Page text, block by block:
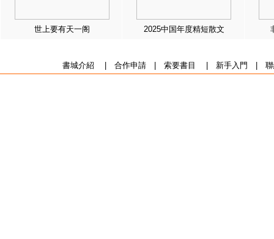
世上要有天一阁 2025中国年度精短散文
書城介紹 合作申請| 索要書目 新手入門